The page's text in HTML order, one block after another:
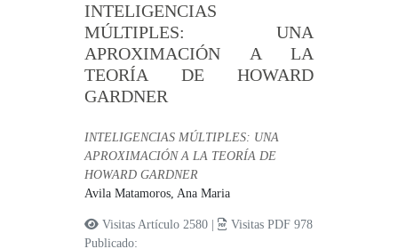
INTELIGENCIAS
MÚLTIPLES: UNA
APROXIMACIÓN A LA
TEORÍA DE HOWARD
GARDNER
INTELIGENCIAS MÚLTIPLES: UNA
APROXIMACIÓN A LA TEORÍA DE
HOWARD GARDNER
Avila Matamoros, Ana Maria
Visitas Artículo 2580 |
Visitas PDF 978
Publicado: